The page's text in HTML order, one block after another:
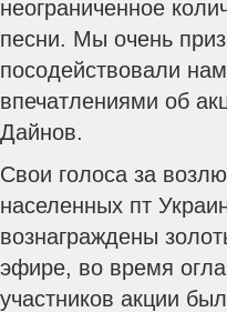
неограниченное
песни. Мы очень
посодействовали
впечатлениями об
Дайнов.
Свои голоса за
населенных пт
вознаграждены
эфире, во время
участников акции